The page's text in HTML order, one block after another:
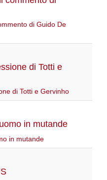
di Totti e
in mutande